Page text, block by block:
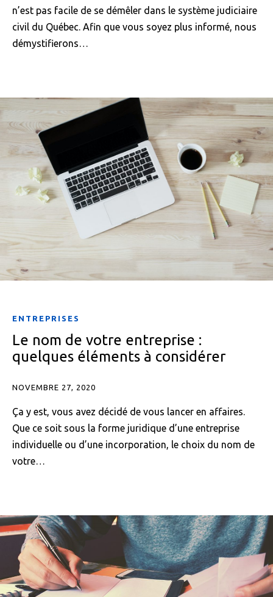
n’est pas facile de se démêler dans le système judiciaire
civil du Québec. Afin que vous soyez plus informé, nous
démystifierons…
ENTREPRISES
Le nom de votre entreprise :
quelques éléments à considérer
NOVEMBRE 27, 2020
Ça y est, vous avez décidé de vous lancer en affaires.
Que ce soit sous la forme juridique d’une entreprise
individuelle ou d’une incorporation, le choix du nom de
votre…